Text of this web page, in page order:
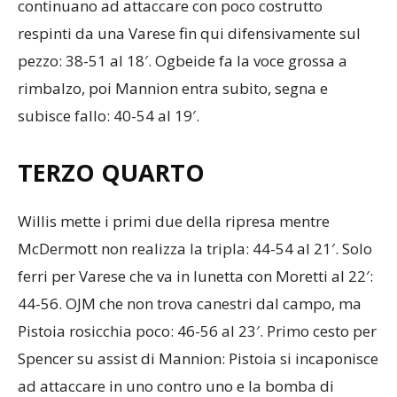
continuano ad attaccare con poco costrutto
respinti da una Varese fin qui difensivamente sul
pezzo: 38-51 al 18′. Ogbeide fa la voce grossa a
rimbalzo, poi Mannion entra subito, segna e
subisce fallo: 40-54 al 19′.
TERZO QUARTO
Willis mette i primi due della ripresa mentre
McDermott non realizza la tripla: 44-54 al 21′. Solo
ferri per Varese che va in lunetta con Moretti al 22′:
44-56. OJM che non trova canestri dal campo, ma
Pistoia rosicchia poco: 46-56 al 23′. Primo cesto per
Spencer su assist di Mannion: Pistoia si incaponisce
ad attaccare in uno contro uno e la bomba di